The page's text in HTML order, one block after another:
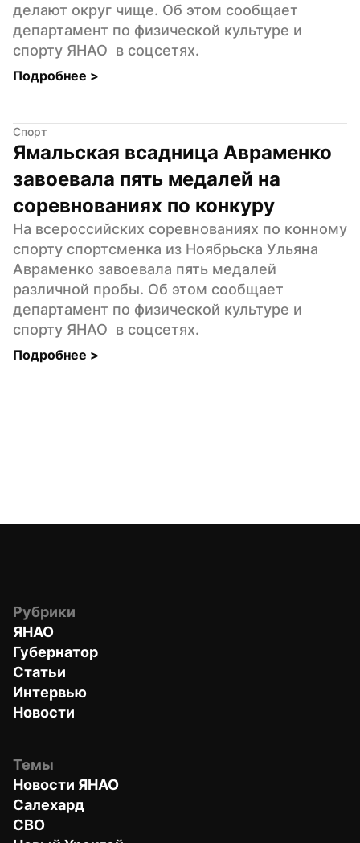
делают округ чище. Об этом сообщает
департамент по физической культуре и
спорту ЯНАО  в соцсетях.
Подробнее >
Спорт
Ямальская всадница Авраменко
завоевала пять медалей на
соревнованиях по конкуру
На всероссийских соревнованиях по конному
спорту спортсменка из Ноябрьска Ульяна
Авраменко завоевала пять медалей
различной пробы. Об этом сообщает
департамент по физической культуре и
спорту ЯНАО  в соцсетях.
Подробнее >
Рубрики
ЯНАО
Губернатор
Статьи
Интервью
Новости
Темы
Новости ЯНАО
Салехард
СВО